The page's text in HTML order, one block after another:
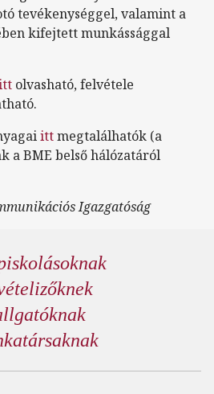
tevékenységgel, valamint a
kifejtett munkássággal
olvasható, felvétele
ittmegtalálhatók (a
a BME belső hálózatáról
Igazgatóság